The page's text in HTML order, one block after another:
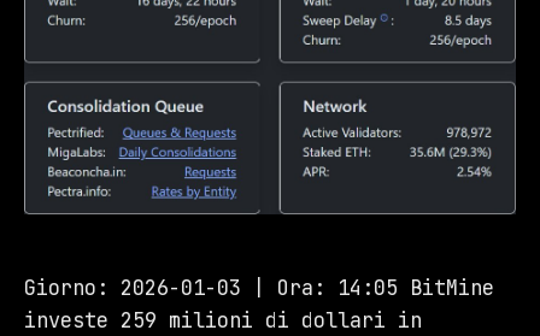
Giorno: 2026-01-03 | Ora: 14:05 BitMine
investe 259 milioni di dollari in